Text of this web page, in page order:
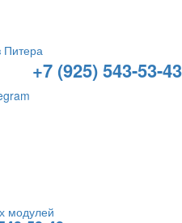
+7 (925) 543-53-43
модулей